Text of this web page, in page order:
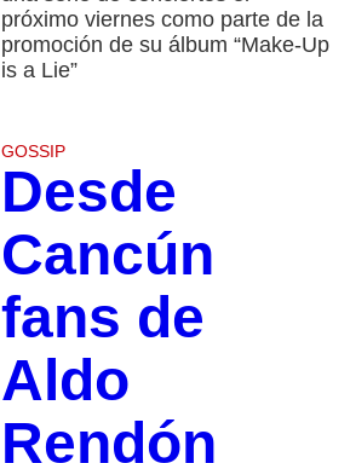
próximo viernes como parte de la
promoción de su álbum “Make-Up
is a Lie”
GOSSIP
Desde
Cancún
fans de
Aldo
Rendón